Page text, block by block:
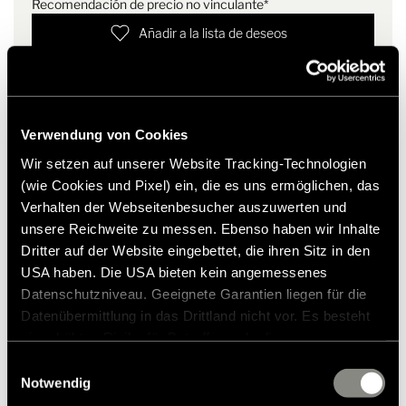
Verwendung von Cookies
Wir setzen auf unserer Website Tracking-Technologien
(wie Cookies und Pixel) ein, die es uns ermöglichen, das
Verhalten der Webseitenbesucher auszuwerten und
unsere Reichweite zu messen. Ebenso haben wir Inhalte
Dritter auf der Website eingebettet, die ihren Sitz in den
USA haben. Die USA bieten kein angemessenes
Datenschutzniveau. Geeignete Garantien liegen für die
Datenübermittlung in das Drittland nicht vor. Es besteht
zustehen. Eingesetzte Dienstleister können Daten für
Notwendig
Recomendación de precio no vinculante*
Añadir a la lista de deseos
* Los accesorios originales de Hymer no están disponibles
de fábrica, sino que solo pueden pedirse y adaptarse a
través de su socio comercial. Las imágenes están sujetas a
cambios.